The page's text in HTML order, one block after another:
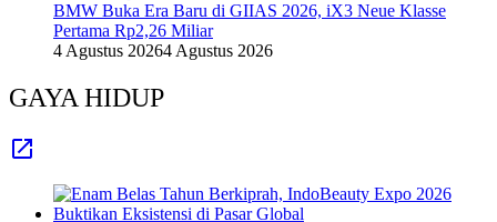
BMW Buka Era Baru di GIIAS 2026, iX3 Neue Klasse
Pertama Rp2,26 Miliar
4 Agustus 20264 Agustus 2026
GAYA HIDUP